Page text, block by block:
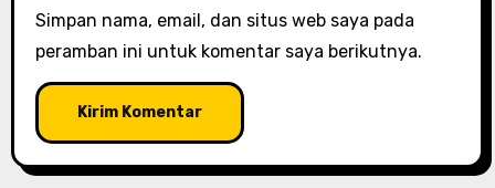
Simpan nama, email, dan situs web saya pada
peramban ini untuk komentar saya berikutnya.